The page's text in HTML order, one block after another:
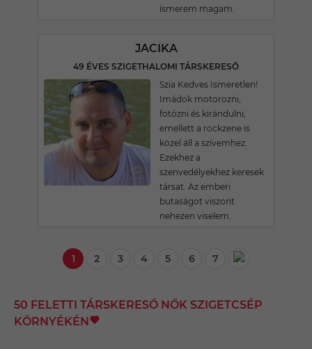
ísmerem magam.
JACIKA
49 ÉVES SZIGETHALOMI TÁRSKERESŐ
Szia Kedves Ismeretlen!
Imádok motorozni,
fotózni és kirándulni,
emellett a rockzene is
közel áll a szívemhez.
Ezekhez a
szenvedélyekhez keresek
társat. Az emberi
butaságot viszont
nehezen viselem.
1 2 3 4 5 6 7
50 FELETTI TÁRSKERESŐ NŐK SZIGETCSÉP
KÖRNYÉKÉN